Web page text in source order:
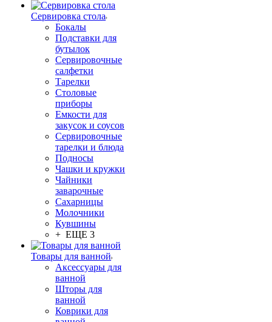
Сервировка стола
Бокалы
Подставки для
бутылок
Сервировочные
салфетки
Тарелки
Столовые
приборы
Емкости для
закусок и соусов
Сервировочные
тарелки и блюда
Подносы
Чашки и кружки
Чайники
заварочные
Сахарницы
Молочники
Кувшины
+ ЕЩЕ 3
Товары для ванной
Аксессуары для
ванной
Шторы для
ванной
Коврики для